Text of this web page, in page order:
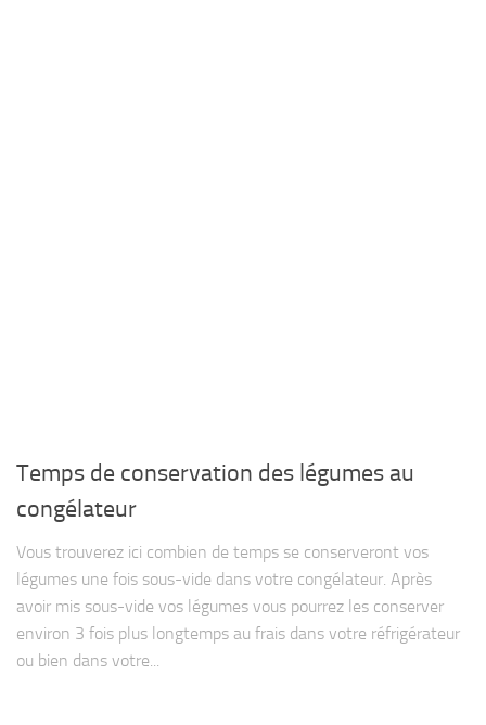
Temps de conservation des légumes au
congélateur
Vous trouverez ici combien de temps se conserveront vos
légumes une fois sous-vide dans votre congélateur. Après
avoir mis sous-vide vos légumes vous pourrez les conserver
environ 3 fois plus longtemps au frais dans votre réfrigérateur
ou bien dans votre...